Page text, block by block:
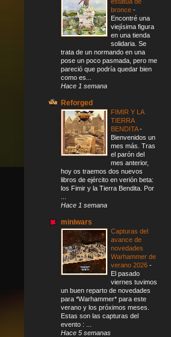
bronce -
Encontré una
viejísima figura
en una tienda
solidaria. Se
trata de un normando en una
pose un poco pasmada, pero me
pareció que podría quedar bien
como es...
Hace 1 semana
Reforged
FIMIR Y LA
TIERRA
BENDITA-
Bienvenidos un
mes más. Tras
el parón del
mes anterior,
hoy os traemos dos nuevos
libros de ejército en verión beta:
los Fimir y la Tierra Bendita. Por
Hace 1 semana
miniwars
Capturas del
avance de
novedades
Warhammer de
verano 2026 -
El pasado
viernes tuvimos
un buen reparto de novedades
para *Warhammer* para este
verano y los próximos meses.
Estas son las capturas del
evento : ...
Hace 5 semanas